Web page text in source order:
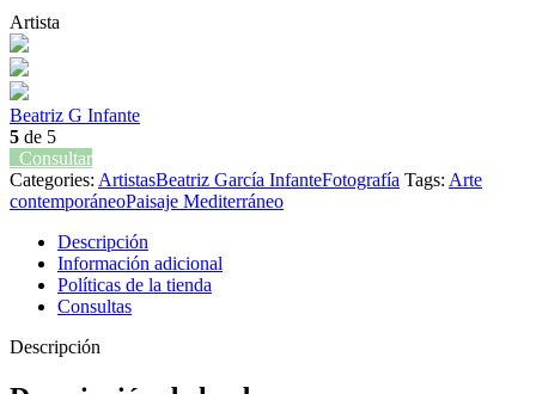
Artista
Beatriz G Infante
5 de 5
Consultar
Categories: ArtistasBeatriz García InfanteFotografía Tags: Arte
contemporáneoPaisaje Mediterráneo
Descripción
Información adicional
Políticas de la tienda
Consultas
Descripción